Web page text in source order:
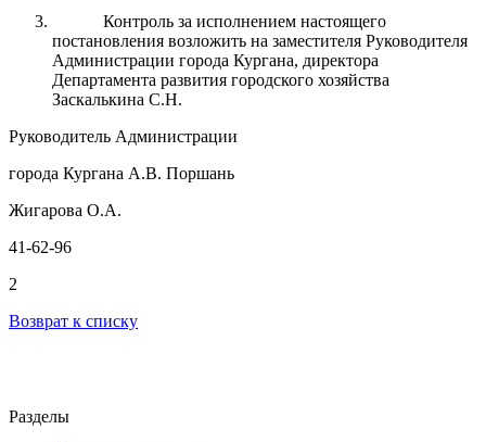
Контроль за исполнением настоящего
постановления возложить на заместителя Руководителя
Администрации города Кургана, директора
Департамента развития городского хозяйства
Заскалькина С.Н.
Руководитель Администрации
города Кургана А.В. Поршань
Жигарова О.А.
41-62-96
2
Возврат к списку
Разделы